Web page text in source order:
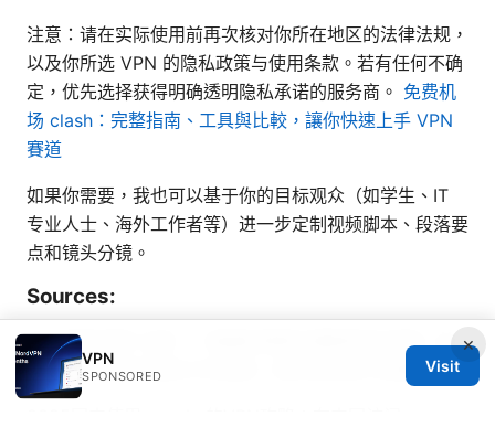
注意：请在实际使用前再次核对你所在地区的法律法规，
以及你所选 VPN 的隐私政策与使用条款。若有任何不确
定，优先选择获得明确透明隐私承诺的服务商。 免费机
场 clash：完整指南、工具與比較，讓你快速上手 VPN
賽道
如果你需要，我也可以基于你的目标观众（如学生、IT
专业人士、海外工作者等）进一步定制视频脚本、段落要
点和镜头分镜。
Sources:
故宮南院門票 交通：一篇讓你輕鬆玩轉南院的攻略！故
宮南院門票與交通全方位指南，幫你省時省力玩轉南院
×
VPN
SPONSORED
Visit